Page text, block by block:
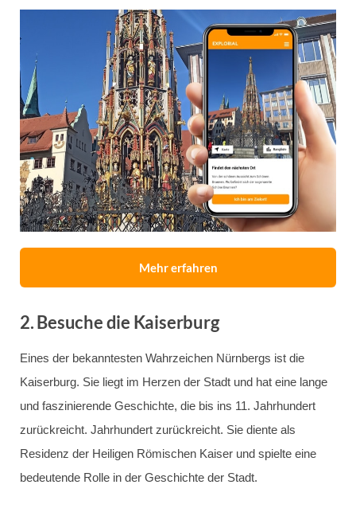
Mehr erfahren
2.Besuche die Kaiserburg
Eines der bekanntesten Wahrzeichen Nürnbergs ist die
Kaiserburg. Sie liegt im Herzen der Stadt und hat eine lange
und faszinierende Geschichte, die bis ins 11. Jahrhundert
zurückreicht. Jahrhundert zurückreicht. Sie diente als
Residenz der Heiligen Römischen Kaiser und spielte eine
bedeutende Rolle in der Geschichte der Stadt.